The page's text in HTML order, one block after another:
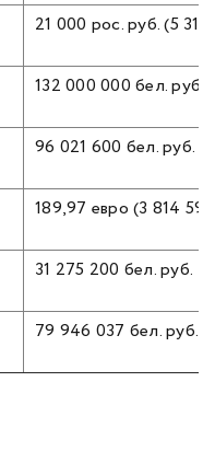
21 000 рос. руб. (5
132 000 000 бел. руб.
96 021 600 бел. руб.
189,97 евро (3 814
31 275 200 бел. руб.
79 946 037 бел. руб.